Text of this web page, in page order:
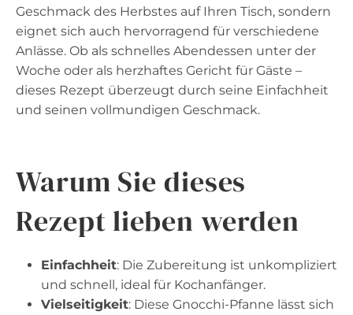
Geschmack des Herbstes auf Ihren Tisch, sondern
eignet sich auch hervorragend für verschiedene
Anlässe. Ob als schnelles Abendessen unter der
Woche oder als herzhaftes Gericht für Gäste –
dieses Rezept überzeugt durch seine Einfachheit
und seinen vollmundigen Geschmack.
Warum Sie dieses
Rezept lieben werden
Einfachheit: Die Zubereitung ist unkompliziert
und schnell, ideal für Kochanfänger.
Vielseitigkeit: Diese Gnocchi-Pfanne lässt sich